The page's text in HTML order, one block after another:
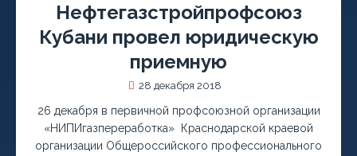
Нефтегазстройпрофсоюз
Кубани провел юридическую
приемную
28 декабря 2018
26 декабря в первичной профсоюзной организации
«НИПИгазпереработка» Краснодарской краевой
организации Общероссийского профессионального